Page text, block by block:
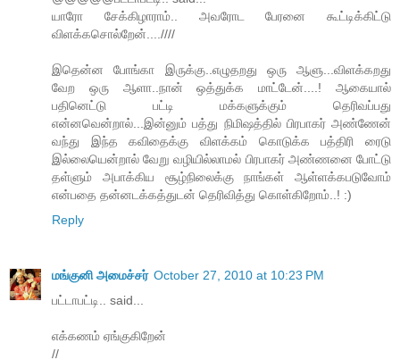
யாரோ சேக்கிழாராம்.. அவரோட பேரனை கூட்டிக்கிட்டு
விளக்கசொல்றேன்....////
இதென்ன போங்கா இருக்கு..எழுதறது ஒரு ஆளு...விளக்கறது
வேற ஒரு ஆளா..நான் ஒத்துக்க மாட்டேன்....! ஆகையால்
பதினெட்டு பட்டி மக்களுக்கும் தெரிவப்பது
என்னவென்றால்...இன்னும் பத்து நிமிஷத்தில் பிரபாகர் அண்ணேன்
வந்து இந்த கவிதைக்கு விளக்கம் கொடுக்க பத்திரி ரைடு
இல்லையென்றால் வேறு வழியில்லாமல் பிரபாகர் அண்ணனை போட்டு
தள்ளும் அபாக்கிய சூழ்நிலைக்கு நாங்கள் ஆள்ளக்கபடுவோம்
என்பதை தன்னடக்கத்துடன் தெரிவித்து கொள்கிறோம்..! :)
Reply
மங்குனி அமைச்சர் October 27, 2010 at 10:23 PM
பட்டாபட்டி.. said...
எக்கணம் ஏங்குகிறேன்
//